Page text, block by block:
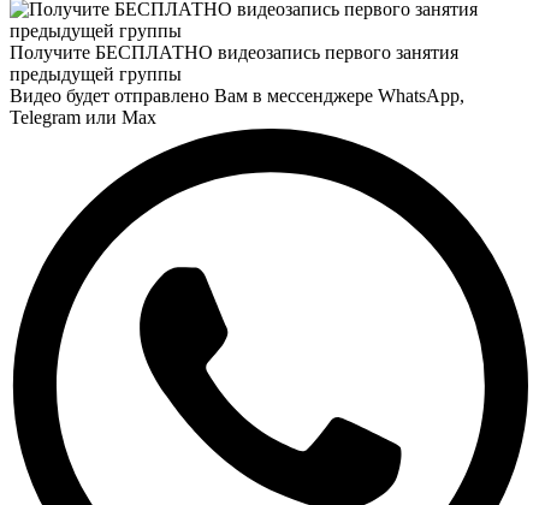
Получите БЕСПЛАТНО видеозапись первого занятия
предыдущей группы
Видео будет отправлено Вам в мессенджере WhatsApp,
Telegram или Max